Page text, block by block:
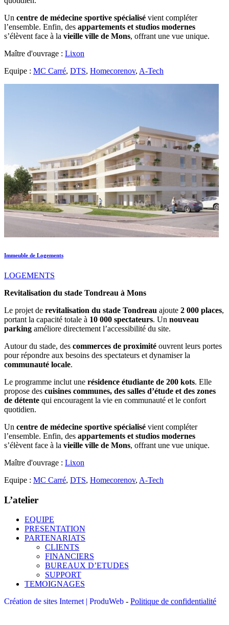
Un centre de médecine sportive spécialisé vient compléter
l’ensemble. Enfin, des appartements et studios modernes
s’élèvent face à la vieille ville de Mons, offrant une vue unique.
Maître d'ouvrage : Lixon
Equipe : MC Carré, DTS, Homecorenov, A-Tech
Immeuble de Logements
LOGEMENTS
Revitalisation du stade Tondreau à Mons
Le projet de revitalisation du stade Tondreau ajoute 2 000 places,
portant la capacité totale à 10 000 spectateurs. Un nouveau
parking améliore directement l’accessibilité du site.
Autour du stade, des commerces de proximité ouvrent leurs portes
pour répondre aux besoins des spectateurs et dynamiser la
communauté locale.
Le programme inclut une résidence étudiante de 200 kots. Elle
propose des cuisines communes, des salles d’étude et des zones
de détente qui encouragent la vie en communauté et le confort
quotidien.
Un centre de médecine sportive spécialisé vient compléter
l’ensemble. Enfin, des appartements et studios modernes
s’élèvent face à la vieille ville de Mons, offrant une vue unique.
Maître d'ouvrage : Lixon
Equipe : MC Carré, DTS, Homecorenov, A-Tech
L’atelier
EQUIPE
PRESENTATION
PARTENARIATS
CLIENTS
FINANCIERS
BUREAUX D’ETUDES
SUPPORT
TEMOIGNAGES
Création de sites Internet | ProduWeb - Politique de confidentialité